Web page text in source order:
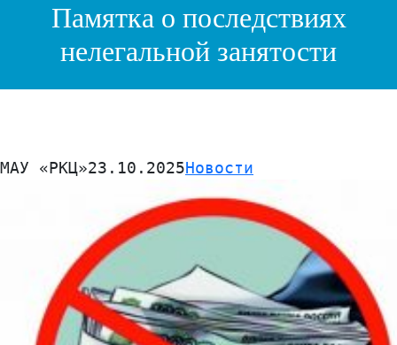
Памятка о последствиях
нелегальной занятости
МАУ «РКЦ»23.10.2025Новости